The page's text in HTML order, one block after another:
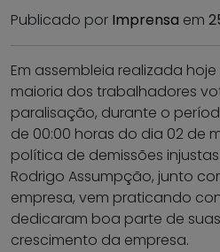
Publicado por Imprensa em
Em assembleia realizada
maioria dos trabalhadores
paralisação, durante o
de 00:00 horas do dia 02 de
política de demissões
Rodrigo Assumpção, junto
empresa, vem praticando
dedicaram boa parte de
crescimento da empresa.